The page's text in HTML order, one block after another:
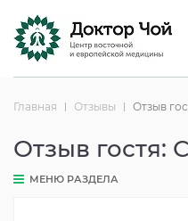
Главная Отзывы Отзыв
Отзыв гостя:
МЕНЮ РАЗДЕЛА